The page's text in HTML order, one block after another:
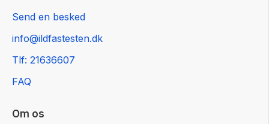
Send en besked
info@ildfastesten.dk
Tlf: 21636607
FAQ
Om os